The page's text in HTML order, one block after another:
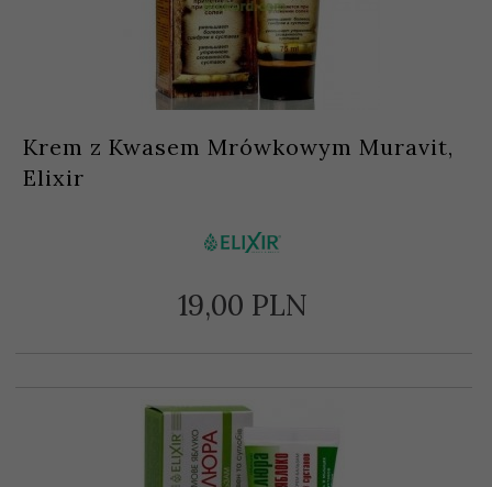
Krem z Kwasem Mrówkowym Muravit,
Elixir
19,00 PLN